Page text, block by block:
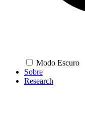
Modo Escuro
Sobre
Research